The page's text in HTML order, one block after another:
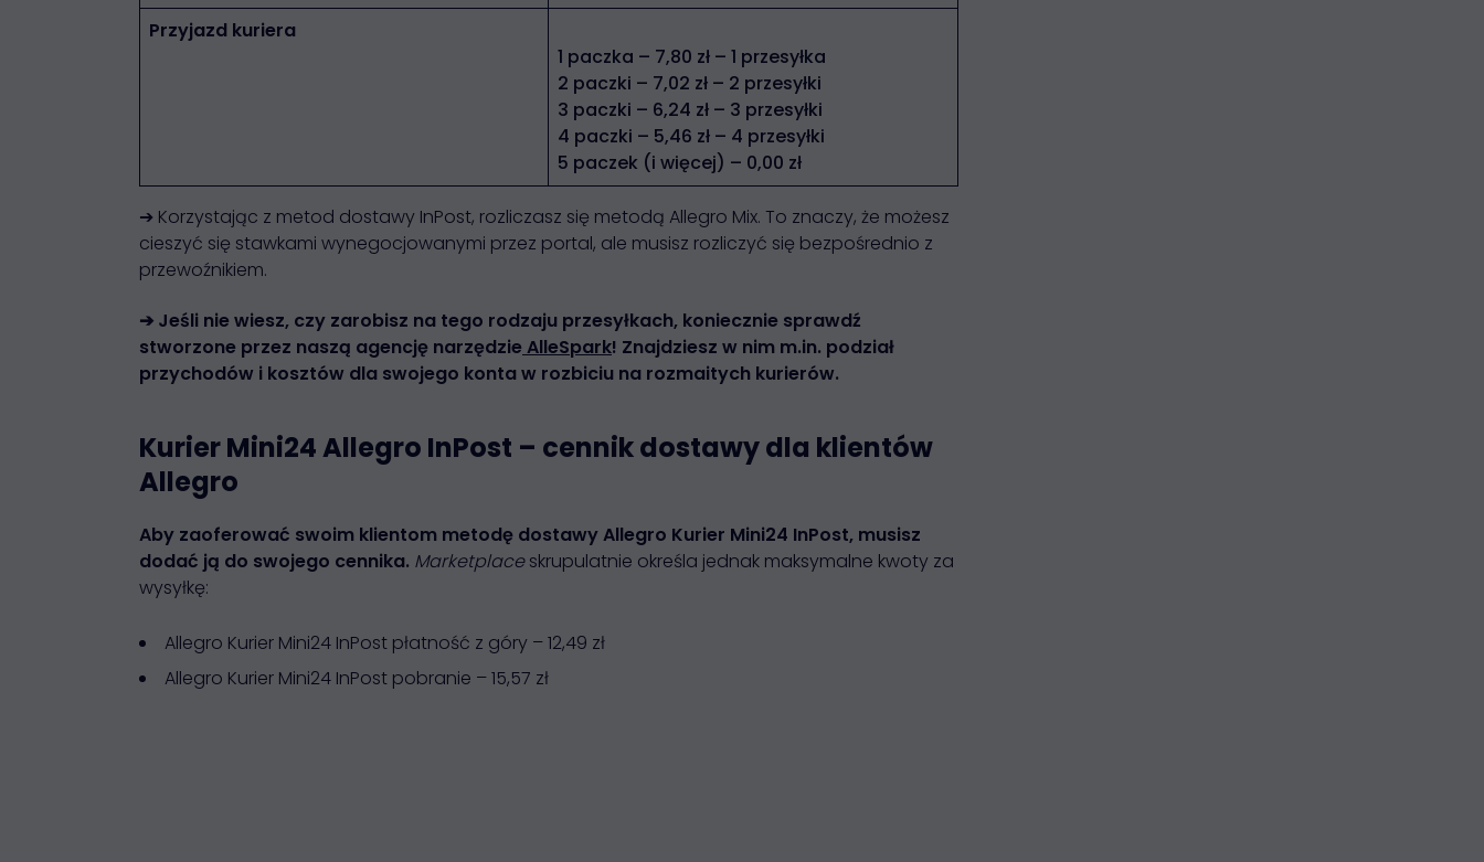
Przyjazd kuriera
1 paczka – 7,80 zł – 1 przesyłka
2 paczki – 7,02 zł – 2 przesyłki
3 paczki – 6,24 zł – 3 przesyłki
4 paczki – 5,46 zł – 4 przesyłki
5 paczek (i więcej) – 0,00 zł
➔ Korzystając z metod dostawy InPost, rozliczasz się metodą Allegro Mix. To znaczy, że możesz
cieszyć się stawkami wynegocjowanymi przez portal, ale musisz rozliczyć się bezpośrednio z
przewoźnikiem.
➔ Jeśli nie wiesz, czy zarobisz na tego rodzaju przesyłkach, koniecznie sprawdź
stworzone przez naszą agencję narzędzie AlleSpark! Znajdziesz w nim m.in. podział
przychodów i kosztów dla swojego konta w rozbiciu na rozmaitych kurierów.
Kurier Mini24 Allegro InPost – cennik dostawy dla klientów
Allegro
Aby zaoferować swoim klientom metodę dostawy Allegro Kurier Mini24 InPost, musisz
dodać ją do swojego cennika. Marketplaceskrupulatnie określa jednak maksymalne kwoty za
wysyłkę:
Allegro Kurier Mini24 InPost płatność z góry – 12,49 zł
Allegro Kurier Mini24 InPost pobranie – 15,57 zł